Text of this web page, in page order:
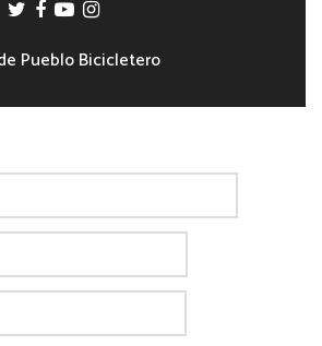
Pueblo Bicicletero